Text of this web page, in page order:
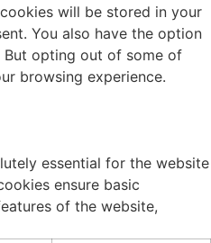
will be stored in your
You also have the option
opting out of some of
browsing experience.
essential for the website
ensure basic
of the website,